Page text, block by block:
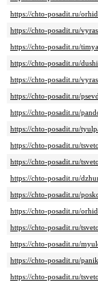
https://chto-posadit.ru/
https://chto-posadit.ru/
https://chto-posadit.ru/
https://chto-posadit.ru/
https://chto-posadit.ru/
https://chto-posadit.ru/
https://chto-posadit.ru/
https://chto-posadit.ru/
https://chto-posadit.ru/
https://chto-posadit.ru/
https://chto-posadit.ru/
https://chto-posadit.ru/
https://chto-posadit.ru/
https://chto-posadit.ru/
https://chto-posadit.ru/
https://chto-posadit.ru/
https://chto-posadit.ru/